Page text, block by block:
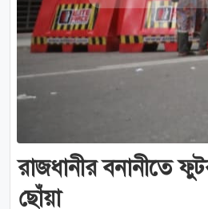
রাজধানীর বনানীতে
ছোঁয়া